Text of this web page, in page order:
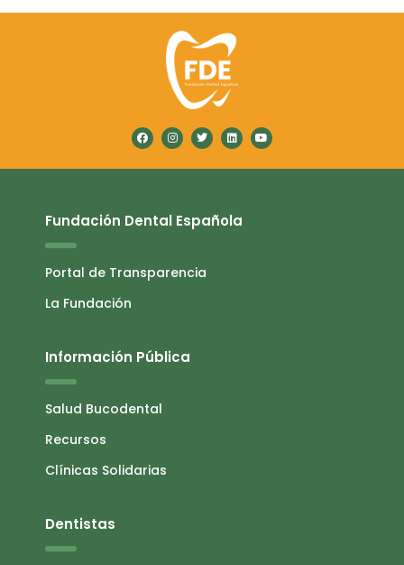
Fundación Dental Española
Portal de Transparencia
La Fundación
Información Pública
Salud Bucodental
Recursos
Clínicas Solidarias
Dentistas